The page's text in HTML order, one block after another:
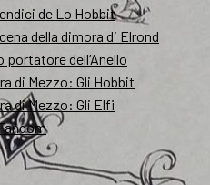
de Lo Hobbit
della dimora di Elrond
portatore dell’Anello
di Mezzo: Gli Hobbit
di Mezzo: Gli Elfi